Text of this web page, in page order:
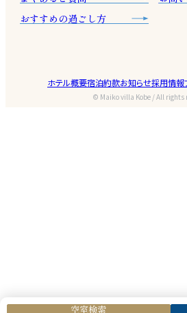
おすすめの過ごし方
ホテル概要宿泊約款お知らせ採用情報
© Maiko villa Kobe / All rights
空室検索